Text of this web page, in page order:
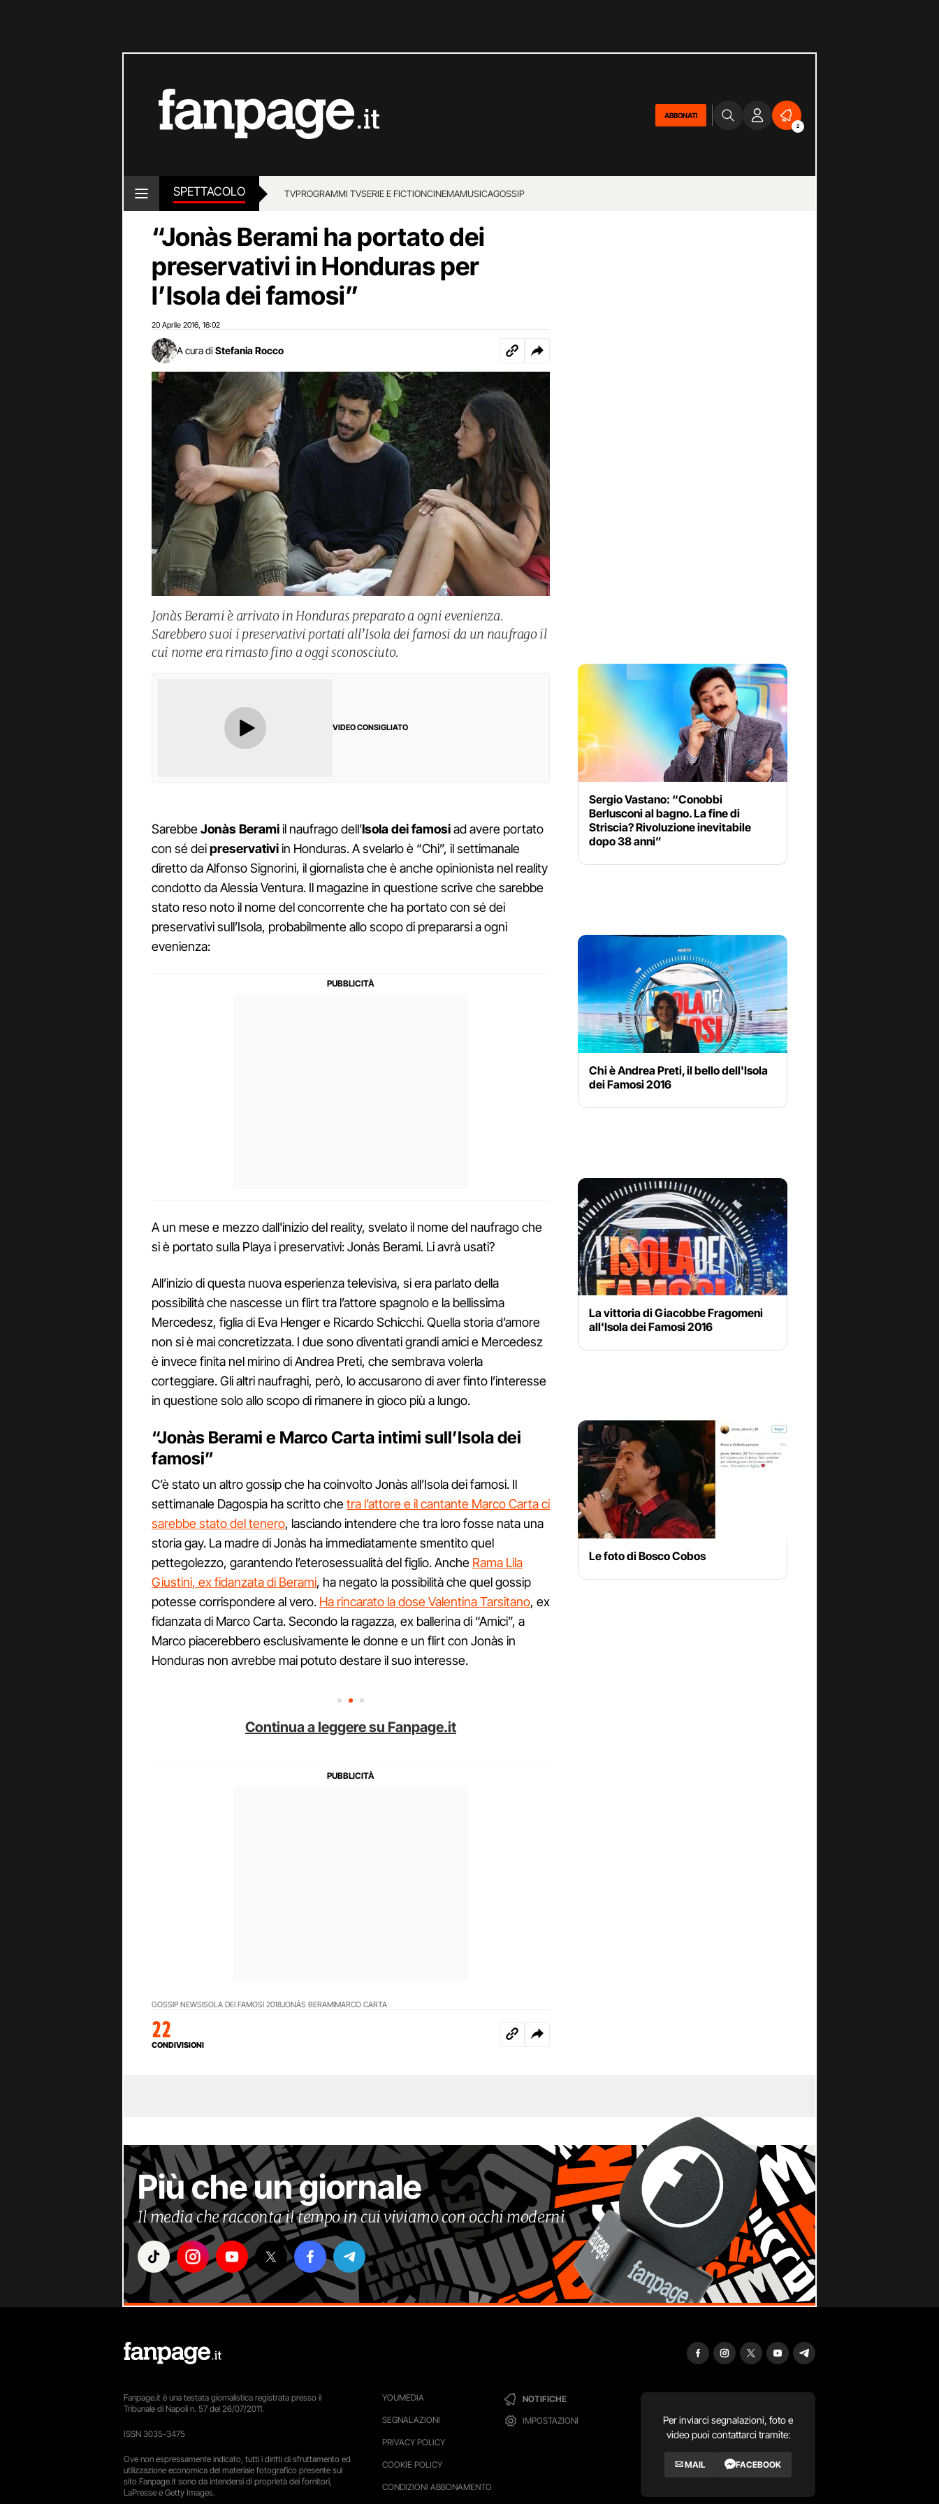
ABBONATI
2
SPETTACOLO TVPROGRAMMI TVSERIE E FICTIONCINEMAMUSICAGOSSIP
“Jonàs Berami ha portato dei
preservativi in Honduras per
l’Isola dei famosi”
20 Aprile 2016 16:02
A cura di Stefania Rocco
Jonàs Berami è arrivato in Honduras preparato a ogni evenienza.
Sarebbero suoi i preservativi portati all’Isola dei famosi da un naufrago il
cui nome era rimasto fino a oggi sconosciuto.
VIDEO CONSIGLIATO
SarebbeJonàs Beramiil naufrago dell’Isola dei famosiad avere portato
con sé deipreservativiin Honduras. A svelarlo è “Chi”, il settimanale
diretto da Alfonso Signorini, il giornalista che è anche opinionista nel reality
condotto da Alessia Ventura. Il magazine in questione scrive che sarebbe
stato reso noto il nome del concorrente che ha portato con sé dei
preservativi sull’Isola, probabilmente allo scopo di prepararsi a ogni
evenienza:
A un mese e mezzo dall'inizio del reality, svelato il nome del naufrago che
si è portato sulla Playa i preservativi: Jonàs Berami. Li avrà usati?
All’inizio di questa nuova esperienza televisiva, si era parlato della
possibilità che nascesse un flirt tra l’attore spagnolo e la bellissima
Mercedesz, figlia di Eva Henger e Ricardo Schicchi. Quella storia d’amore
non si è mai concretizzata. I due sono diventati grandi amici e Mercedesz
è invece finita nel mirino di Andrea Preti, che sembrava volerla
corteggiare. Gli altri naufraghi, però, lo accusarono di aver finto l’interesse
in questione solo allo scopo di rimanere in gioco più a lungo.
“Jonàs Berami e Marco Carta intimi sull’Isola dei
famosi”
C’è stato un altro gossip che ha coinvolto Jonàs all’Isola dei famosi. Il
settimanale Dagospia ha scritto chetra l’attore e il cantante Marco Carta ci
sarebbe stato del tenero, lasciando intendere che tra loro fosse nata una
storia gay. La madre di Jonàs ha immediatamente smentito quel
pettegolezzo, garantendo l’eterosessualità del figlio. Anche Rama Lila
Giustini, ex fidanzata di Berami, ha negato la possibilità che quel gossip
potesse corrispondere al vero. Ha rincarato la dose Valentina Tarsitano, ex
fidanzata di Marco Carta. Secondo la ragazza, ex ballerina di “Amici”, a
Marco piacerebbero esclusivamente le donne e un flirt con Jonàs in
Honduras non avrebbe mai potuto destare il suo interesse.
Continua a leggere su Fanpage.it
GOSSIP NEWSISOLA DEI FAMOSI 2018JONÁS BERAMIMARCO CARTA
22
CONDIVISIONI
Sergio Vastano: “Conobbi
Berlusconi al bagno. La fine di
Striscia? Rivoluzione inevitabile
dopo 38 anni”
Chi è Andrea Preti, il bello dell'Isola
dei Famosi 2016
La vittoria di Giacobbe Fragomeni
all'Isola dei Famosi 2016
Le foto di Bosco Cobos
Più che un giornale
Il media che racconta il tempo in cui viviamo con occhi moderni
YOUMEDIA
SEGNALAZIONI
PRIVACY POLICY
COOKIE POLICY
CONDIZIONI ABBONAMENTO
NOTIFICHE
IMPOSTAZIONI
Per inviarci segnalazioni, foto e
video puoi contattarci tramite:
MAIL FACEBOOK
Fanpage.it è una testata giornalistica registrata presso il
Tribunale di Napoli n. 57 del 26/07/2011.
ISSN 3035-3475
Ove non espressamente indicato, tutti i diritti di sfruttamento ed
utilizzazione economica del materiale fotografico presente sul
sito Fanpage.it sono da intendersi di proprietà dei fornitori,
LaPresse e Getty Images.